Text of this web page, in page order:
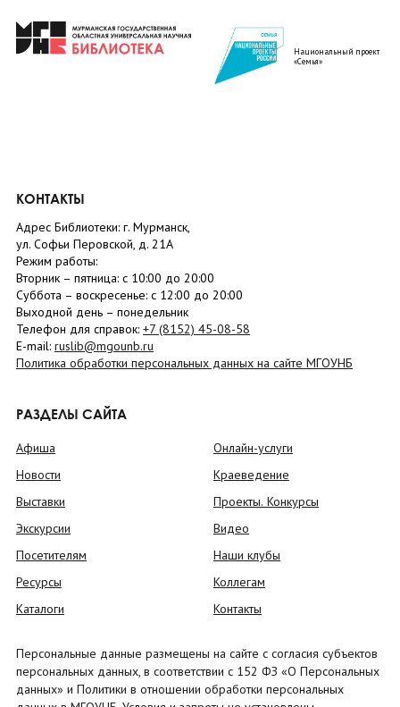
Национальный проект
«Семья»
КОНТАКТЫ
Адрес Библиотеки: г. Мурманск,
ул. Софьи Перовской, д. 21А
Режим работы:
Вторник – пятница: с 10:00 до 20:00
Суббота – воскресенье: c 12:00 до 20:00
Выходной день – понедельник
Телефон для справок: +7 (8152) 45-08-58
E-mail: ruslib@mgounb.ru
Политика обработки персональных данных на сайте МГОУНБ
РАЗДЕЛЫ САЙТА
Афиша
Новости
Выставки
Экскурсии
Посетителям
Ресурсы
Каталоги
Онлайн-услуги
Краеведение
Проекты. Конкурсы
Видео
Наши клубы
Коллегам
Контакты
Персональные данные размещены на сайте с согласия субъектов
персональных данных, в соответствии с 152 ФЗ «О Персональных
данных» и Политики в отношении обработки персональных